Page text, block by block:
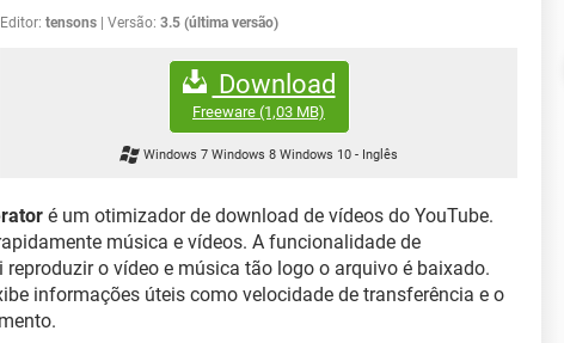
Editor: tensons Versão: 3.5 (última versão)
Download
Freeware (1,03 MB)
Windows 7 Windows 8 Windows 10- Inglês
é um otimizador de download de vídeos do YouTube.
música e vídeos. A funcionalidade de
o vídeo e música tão logo o arquivo é baixado.
informações úteis como velocidade de transferência e o